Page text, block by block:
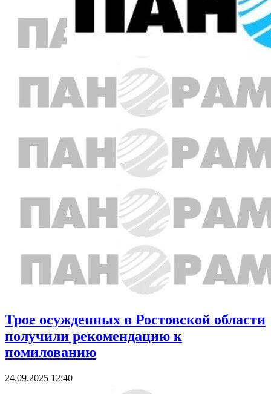
Трое осужденных в Ростовской области
получили рекомендацию к
помилованию
24.09.2025 12:40